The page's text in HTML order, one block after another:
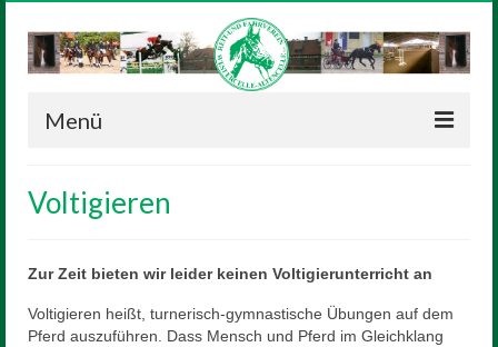
Menü
Verein
Vorstand
Geschichte
Voltigieren
Zur Zeit bieten wir leider keinen Voltigierunterricht an
Voltigieren heißt, turnerisch-gymnastische Übungen auf dem
Pferd auszuführen. Dass Mensch und Pferd im Gleichklang